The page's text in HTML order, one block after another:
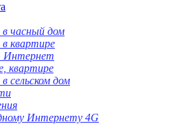
часный дом
квартире
Интернет
квартире
сельском дом
Интернету 4G